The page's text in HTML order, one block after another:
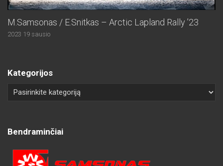
M.Samsonas / E.Snitkas – Arctic Lapland Rally ’23
2023 19 sausio
Kategorijos
Bendraminčiai